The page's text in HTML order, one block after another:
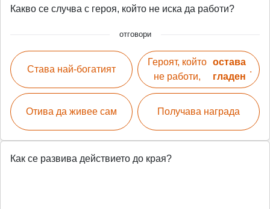
Какво се случва с героя, който не иска да работи?
отговори
Става най-богатият
Отива да живее сам
Героят, който
не работи,
остава
гладен
.
Получава награда
Как се развива действието до края?